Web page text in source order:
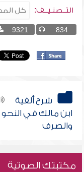
التــصنـيــف:
834
9321
شرح ألفية
ابن مالك في النحو
والصرف
مكتبتك الصوتية